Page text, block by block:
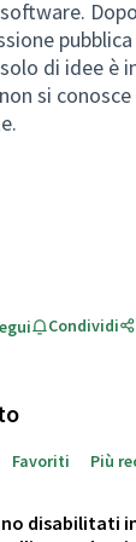
di idee è
si
Condividi
Favoriti Più
disabilitati